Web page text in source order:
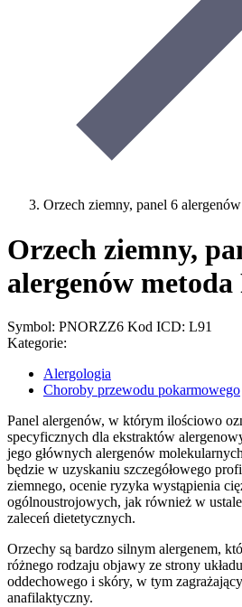
Orzech ziemny, panel 6
Orzech ziemny,
alergenów
Symbol: PNORZZ6 Kod ICD: L91
Kategorie:
Alergologia
Choroby przewodu pokarmowego
Panel alergenów, w którym ilościowo
specyficznych dla ekstraktów
jego głównych alergenów
będzie w uzyskaniu szczegółowego
ziemnego, ocenie ryzyka wystąpienia
ogólnoustrojowych, jak również w
zaleceń dietetycznych.
Orzechy są bardzo silnym alergenem,
różnego rodzaju objawy ze strony
oddechowego i skóry, w tym
anafilaktyczny.